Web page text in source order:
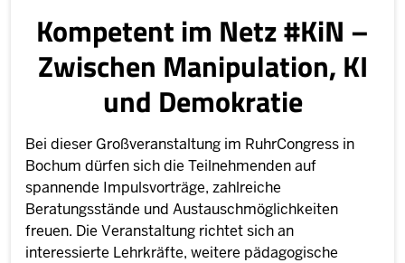
Kompetent im Netz #KiN –
Zwischen Manipulation, KI
und Demokratie
Bei dieser Großveranstaltung im RuhrCongress in
Bochum dürfen sich die Teilnehmenden auf
spannende Impulsvorträge, zahlreiche
Beratungsstände und Austauschmöglichkeiten
freuen. Die Veranstaltung richtet sich an
interessierte Lehrkräfte, weitere pädagogische